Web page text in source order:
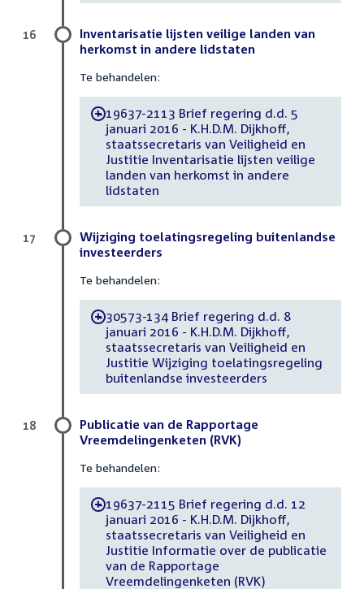
Inventarisatie lijsten veilige landen van
herkomst in andere lidstaten
Te behandelen:
-19637-2113 Brief regering d.d. 5
januari 2016 - K.H.D.M. Dijkhoff,
staatssecretaris van Veiligheid en
Justitie Inventarisatie lijsten veilige
landen van herkomst in andere
lidstaten
16
Wijziging toelatingsregeling buitenlandse
investeerders
Te behandelen:
-30573-134 Brief regering d.d. 8
januari 2016 - K.H.D.M. Dijkhoff,
staatssecretaris van Veiligheid en
Justitie Wijziging toelatingsregeling
buitenlandse investeerders
17
Publicatie van de Rapportage
Vreemdelingenketen (RVK)
Te behandelen:
-19637-2115 Brief regering d.d. 12
januari 2016 - K.H.D.M. Dijkhoff,
staatssecretaris van Veiligheid en
Justitie Informatie over de publicatie
van de Rapportage
Vreemdelingenketen (RVK)
18